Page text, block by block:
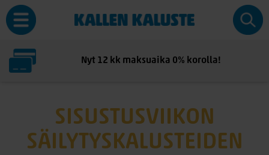
Nyt 12 kk maksuaika 0% korolla!
SISUSTUSVIIKON
SÄILYTYSKALUSTEIDEN